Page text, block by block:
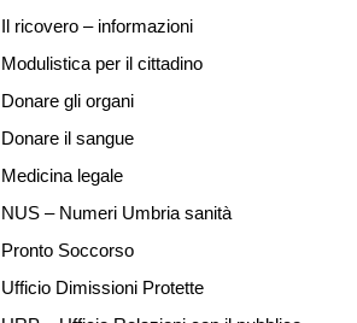
Il ricovero – informazioni
Modulistica per il cittadino
Donare gli organi
Donare il sangue
Medicina legale
NUS – Numeri Umbria sanità
Pronto Soccorso
Ufficio Dimissioni Protette